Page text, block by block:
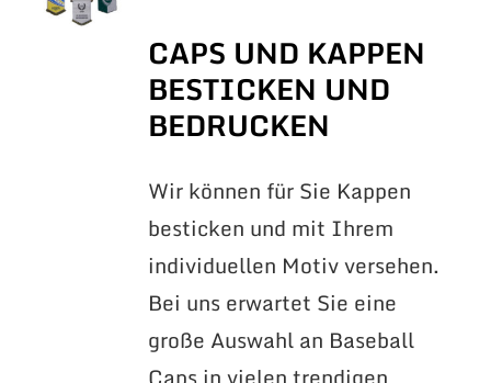
CAPS UND KAPPEN
BESTICKEN UND
BEDRUCKEN
Wir können für Sie Kappen
besticken und mit Ihrem
individuellen Motiv versehen.
Bei uns erwartet Sie eine
große Auswahl an Baseball